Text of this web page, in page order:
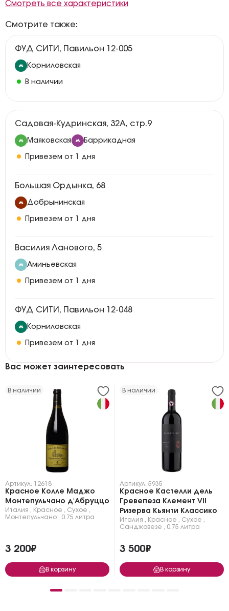
Смотреть все характеристики
Смотрите также:
ФУД СИТИ, Павильон 12-005
Корниловская
В наличии
Садовая-Кудринская, 32А, стр.9
Маяковская Баррикадная
Привезем от 1 дня
Большая Ордынка, 68
Добрынинская
Привезем от 1 дня
Василия Ланового, 5
Аминьевская
Привезем от 1 дня
ФУД СИТИ, Павильон 12-048
Корниловская
Привезем от 1 дня
Вас может заинтересовать
В наличии
Артикул: 12618
Красное Колле Маджо
Монтепульчано д'Абруццо
Италия Красное Сухое
Монтепульчано
0.75 литра
3 200₽
В корзину
В наличии
Артикул: 5935
Красное Кастелли дель
Гревепеза Клемент VII
Ризерва Кьянти Классико
Италия Красное Сухое
Санджовезе
0.75 литра
3 500₽
В корзину